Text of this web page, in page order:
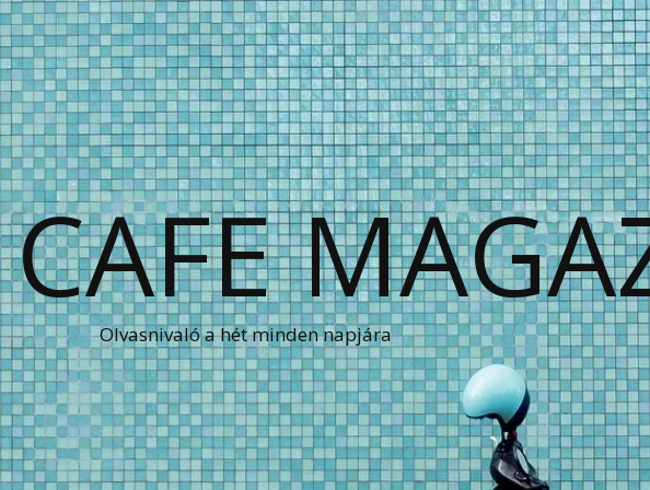
Olvasnivaló a hét minden napjára